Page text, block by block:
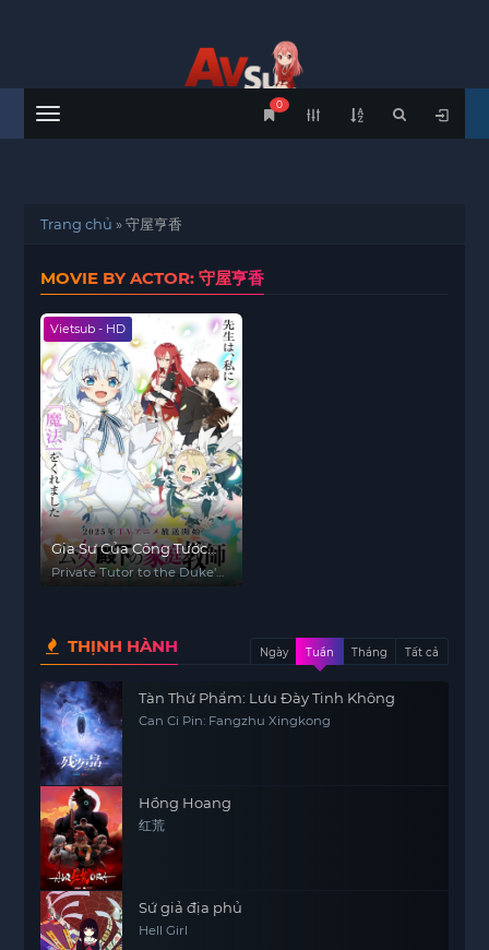
Menu
0
Trang chủ »守屋亨香
MOVIE BY ACTOR: 守屋亨香
Vietsub - HD
Gia Sư Của Công Tước
Tiểu Thư
Private Tutor to the Duke's
THỊNH HÀNH Ngày Tuần Tháng Tất cả
Tàn Thứ Phẩm: Lưu Đày Tinh Không
Can Ci Pin: Fangzhu Xingkong
Hồng Hoang
红荒
Sứ giả địa phủ
Hell Girl